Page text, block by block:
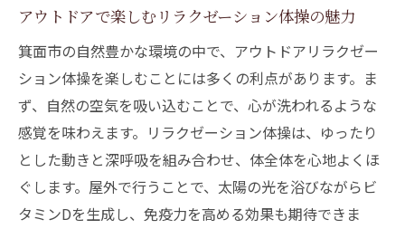
アウトドアで楽しむリラクゼーション体操の魅力
箕面市の自然豊かな環境の中で、アウトドアリラクゼー
ション体操を楽しむことには多くの利点があります。ま
ず、自然の空気を吸い込むことで、心が洗われるような
感覚を味わえます。リラクゼーション体操は、ゆったり
とした動きと深呼吸を組み合わせ、体全体を心地よくほ
ぐします。屋外で行うことで、太陽の光を浴びながらビ
タミンDを生成し、免疫力を高める効果も期待できま